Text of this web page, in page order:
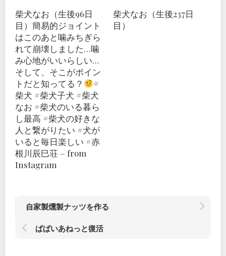
柴犬なお（生後96日
目）簡易的ジョイント
はこのあと噛みちぎら
れて崩壊しました…噛
み心地がいいらしい…
そして、そこがポイン
トだと知ってる？
#
柴犬 #柴犬子犬 #柴犬
なお #柴犬のいる暮ら
し最高 #柴犬の好きな
人と繋がりたい #犬が
いると毎日楽しい #赤
根川辰巳荘 – from
Instagram
柴犬なお（生後237日
目）
自家製燻製ナッツを作る
ぱぱいあねっと復活